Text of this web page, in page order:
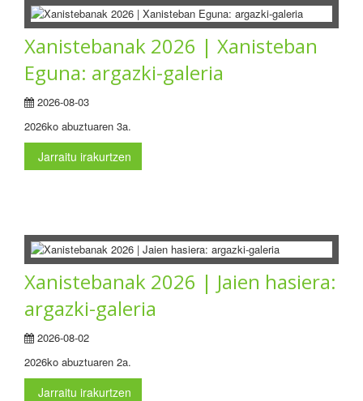
Xanistebanak 2026 | Xanisteban
Eguna: argazki-galeria
2026-08-03
2026ko abuztuaren 3a.
Jarraitu irakurtzen
Xanistebanak 2026 | Jaien hasiera:
argazki-galeria
2026-08-02
2026ko abuztuaren 2a.
Jarraitu irakurtzen